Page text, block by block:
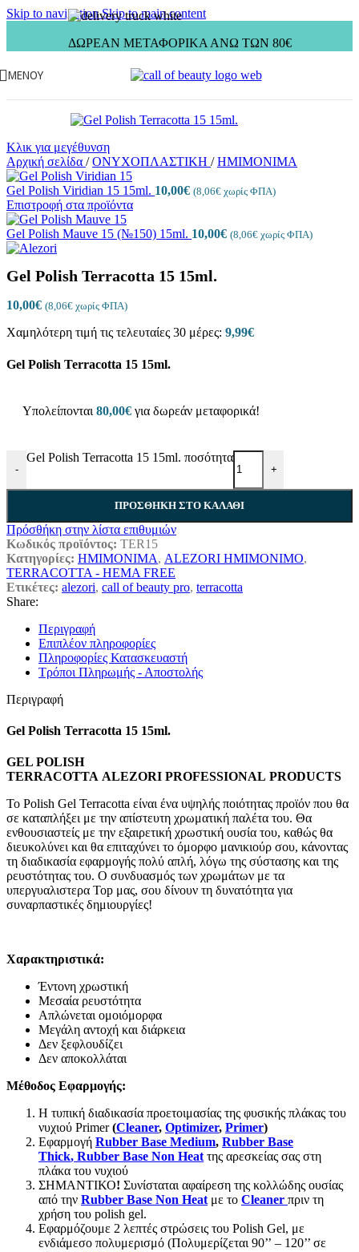
Skip to navigationSkip to main content
ΔΩΡΕΑΝ ΜΕΤΑΦΟΡΙΚΑ ΑΝΩ ΤΩΝ 80€
ΜΕΝΟΎ
Κλικ για μεγέθυνση
Αρχική σελίδα / ΟΝΥΧΟΠΛΑΣΤΙΚΗ / ΗΜΙΜΟΝΙΜΑ
Gel Polish Viridian 15 15ml. 10,00€ (8,06€ χωρίς ΦΠΑ)
Επιστροφή στα προϊόντα
Gel Polish Mauve 15 (№150) 15ml. 10,00€ (8,06€ χωρίς ΦΠΑ)
Gel Polish Terracotta 15 15ml.
10,00€ (8,06€ χωρίς ΦΠΑ)
Χαμηλότερη τιμή τις τελευταίες 30 μέρες: 9,99€
Gel Polish Terracotta 15 15ml.
Υπολείπονται 80,00€ για δωρεάν μεταφορικά!
-
Gel Polish Terracotta 15 15ml. ποσότητα
+
ΠΡΟΣΘΉΚΗ ΣΤΟ ΚΑΛΆΘΙ
Πρόσθήκη στην λίστα επιθυμιών
Κωδικός προϊόντος: TER15
Κατηγορίες: ΗΜΙΜΟΝΙΜΑ, ALEZORI ΗΜΙΜΟΝΙΜΟ,
TERRACOTTA - HEMA FREE
Ετικέτες: alezori, call of beauty pro, terracotta
Share:
Περιγραφή
Επιπλέον πληροφορίες
Πληροφορίες Κατασκευαστή
Τρόποι Πληρωμής - Αποστολής
Περιγραφή
Gel Polish Terracotta 15 15ml.
GEL POLISH
TERRACOTTA ALEZORI PROFESSIONAL PRODUCTS
Το Polish Gel Terracotta είναι ένα υψηλής ποιότητας προϊόν που θα
σε καταπλήξει με την απίστευτη χρωματική παλέτα του. Θα
ενθουσιαστείς με την εξαιρετική χρωστική ουσία του, καθώς θα
διευκολύνει και θα επιταχύνει το όμορφο μανικιούρ σου, κάνοντας
τη διαδικασία εφαρμογής πολύ απλή, λόγω της σύστασης και της
ρευστότητας του. Ο συνδυασμός των χρωμάτων με τα
υπεργυαλιστερα Top μας, σου δίνουν τη δυνατότητα για
συναρπαστικές δημιουργίες!
Χαρακτηριστικά:
Έντονη χρωστική
Μεσαία ρευστότητα
Απλώνεται ομοιόμορφα
Μεγάλη αντοχή και διάρκεια
Δεν ξεφλουδίζει
Δεν αποκολλάται
Μέθοδος Εφαρμογής:
Η τυπική διαδικασία προετοιμασίας της φυσικής πλάκας του
νυχιού Primer(Cleaner, Optimizer, Primer)
Εφαρμογή Rubber Base Medium, Rubber Base
Thick, Rubber Base Non Heat της αρεσκείας σας στη
πλάκα του νυχιού
ΣΗΜΑΝΤΙΚΟ! Συνίσταται αφαίρεση της κολλώδης ουσίας
από την Rubber Base Non Heat με το Cleaner πριν τη
χρήση του polish gel.
Εφαρμόζουμε 2 λεπτές στρώσεις του Polish Gel, με
ενδιάμεσο πολυμερισμό (Πολυμερίζεται 90’’ – 120’’ σε